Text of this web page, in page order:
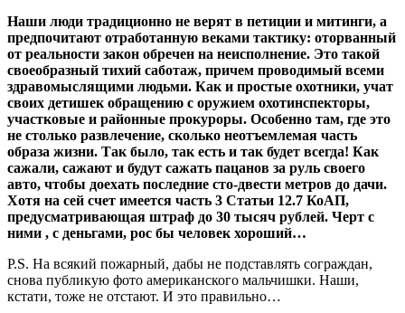
Наши люди традиционно не верят в петиции и митинги, а
предпочитают отработанную веками тактику: оторванный
от реальности закон обречен на неисполнение. Это такой
своеобразный тихий саботаж, причем проводимый всеми
здравомыслящими людьми. Как и простые охотники, учат
своих детишек обращению с оружием охотинспекторы,
участковые и районные прокуроры. Особенно там, где это
не столько развлечение, сколько неотъемлемая часть
образа жизни. Так было, так есть и так будет всегда! Как
сажали, сажают и будут сажать пацанов за руль своего
авто, чтобы доехать последние сто-двести метров до дачи.
Хотя на сей счет имеется часть 3 Статьи 12.7 КоАП,
предусматривающая штраф до 30 тысяч рублей. Черт с
ними , с деньгами, рос бы человек хороший…
P.S. На всякий пожарный, дабы не подставлять сограждан,
снова публикую фото американского мальчишки. Наши,
кстати, тоже не отстают. И это правильно…